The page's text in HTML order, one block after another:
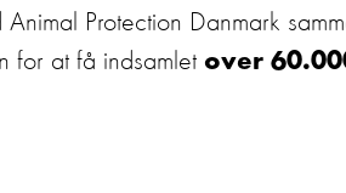
Protection Danmark
for at få indsamlet over